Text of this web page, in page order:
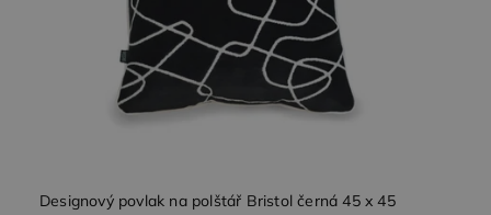
Designový povlak na polštář Bristol černá 45 x 45